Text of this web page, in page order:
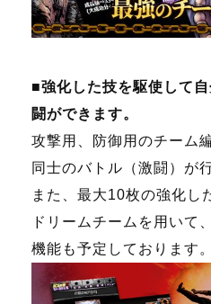
■強化した技を駆使して
闘ができます。
攻撃用、防御用のチーム
同士のバトル（激闘）が
また、最大10枚の強化し
ドリームチームを用いて
機能も予定しております。